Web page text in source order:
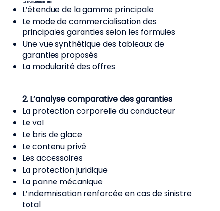
1. La structuration de l’offre
L’étendue de la gamme principale
Le mode de commercialisation des
principales garanties selon les formules
Une vue synthétique des tableaux de
garanties proposés
La modularité des offres
2. L’analyse comparative des garanties
La protection corporelle du conducteur
Le vol
Le bris de glace
Le contenu privé
Les accessoires
La protection juridique
La panne mécanique
L’indemnisation renforcée en cas de sinistre
total